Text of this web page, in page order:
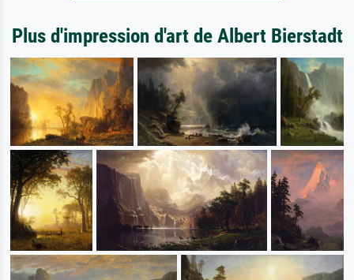
Plus d'impression d'art de Albert Bierstadt